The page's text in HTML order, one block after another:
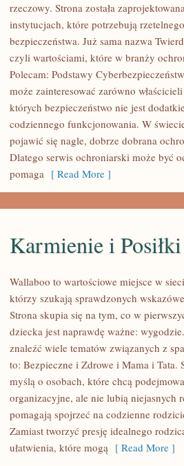
AKTUALNOŚCI
TRENDY
rzeczowy. Strona została
instytucjach, które potrzebują
bezpieczeństwa. Już sama nazwa
czyli wartościami, które w branży
Polecam: Podstawy
może zainteresować zarówno
których bezpieczeństwo nie jest
codziennego funkcjonowania. W
pojawić się nagle, dobrze dobrana
Dlatego serwis ochroniarski może być
pomaga [ Read More ]
KARMIENIE
POSIŁKI
Karmienie i Posiłki
Wallaboo to wartościowe miejsce w
którzy szukają sprawdzonych
Strona skupia się na tym, co w
dziecka jest naprawdę ważne:
znaleźć wiele tematów związanych z
to: Bezpieczne i Zdrowe i Mama i Tata.
myślą o osobach, które chcą
organizacyjne, ale nie lubią niejasnych
pomagają spojrzeć na codzienne
Zamiast tworzyć presję idealnego
ułatwienia, które mogą [ Read More ]